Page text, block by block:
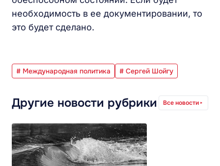
необходимость в ее документировании, то
это будет сделано.
# Международная политика # Сергей Шойгу
Другие новости рубрики Все новости